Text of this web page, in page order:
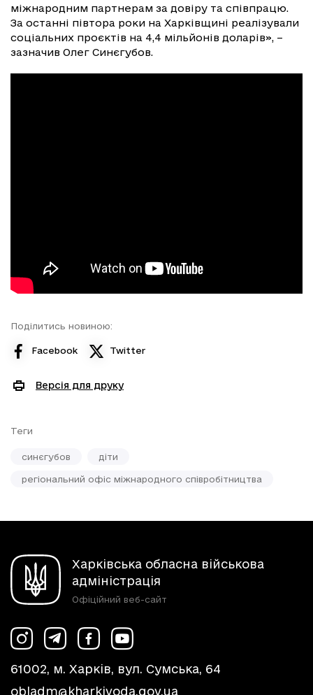
міжнародним партнерам за довіру та співпрацю.
За останні півтора роки на Харківщині реалізували
соціальних проєктів на 4,4 мільйонів доларів», –
зазначив Олег Синєгубов.
Поділитись новиною:
Facebook Twitter
Версія для друку
Теги
синєгубов діти
регіональний офіс міжнародного співробітництва
Харківська обласна військова
адміністрація
Офіційний веб-сайт
61002, м. Харків, вул. Сумська, 64
obladm@kharkivoda.gov.ua